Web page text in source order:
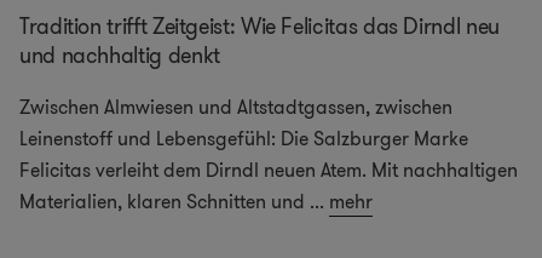
Tradition trifft Zeitgeist: Wie Felicitas das Dirndl neu
und nachhaltig denkt
Zwischen Almwiesen und Altstadtgassen, zwischen
Leinenstoff und Lebensgefühl: Die Salzburger Marke
Felicitas verleiht dem Dirndl neuen Atem. Mit nachhaltigen
Materialien, klaren Schnitten und ... mehr